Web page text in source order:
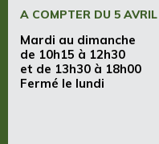
A COMPTER DU 5 AVRIL
Mardi au dimanche
de 10h15 à 12h30
et de 13h30 à 18h00
Fermé le lundi